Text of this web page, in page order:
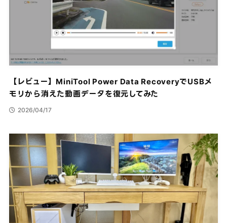
【レビュー】MiniTool Power Data RecoveryでUSBメ
モリから消えた動画データを復元してみた
2026/04/17